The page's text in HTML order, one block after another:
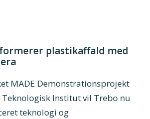
plastikaffald med
MADE Demonstrationsprojekt
Institut vil Trebo nu
teknologi og